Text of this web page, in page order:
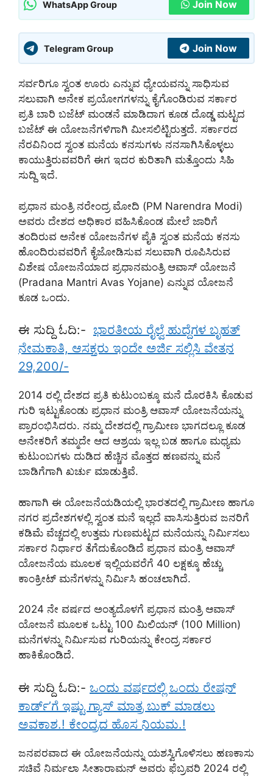
WhatsApp Group Join Now
Telegram Group Join Now
ಸರ್ವರಿಗೂ ಸ್ವಂತ ಊರು ಎನ್ನುವ ಧ್ಯೇಯವನ್ನು ಸಾಧಿಸುವ
ಸಲುವಾಗಿ ಅನೇಕ ಪ್ರಯೋಗಗಳನ್ನು ಕೈಗೊಂಡಿರುವ ಸರ್ಕಾರ
ಪ್ರತಿ ಬಾರಿ ಬಜೆಟ್ ಮಂಡನೆ ಮಾಡಿದಾಗ ಕೂಡ ದೊಡ್ಡ ಮಟ್ಟದ
ಬಜೆಟ್ ಈ ಯೋಜನೆಗಳಿಗಾಗಿ ಮೀಸಲಿಟ್ಟಿರುತ್ತದೆ. ಸರ್ಕಾರದ
ನೆರವಿನಿಂದ ಸ್ವಂತ ಮನೆಯ ಕನಸುಗಳು ನನಸಾಗಿಸಿಕೊಳ್ಳಲು
ಕಾಯುತ್ತಿರುವವರಿಗೆ ಈಗ ಇದರ ಕುರಿತಾಗಿ ಮತ್ತೊಂದು ಸಿಹಿ
ಸುದ್ದಿ ಇದೆ.
ಪ್ರಧಾನ ಮಂತ್ರಿ ನರೇಂದ್ರ ಮೋದಿ (PM Narendra Modi)
ಅವರು ದೇಶದ ಅಧಿಕಾರ ವಹಿಸಿಕೊಂಡ ಮೇಲೆ ಜಾರಿಗೆ
ತಂದಿರುವ ಅನೇಕ ಯೋಜನೆಗಳ ಪೈಕಿ ಸ್ವಂತ ಮನೆಯ ಕನಸು
ಹೊಂದಿರುವವರಿಗೆ ಕೈಜೋಡಿಸುವ ಸಲುವಾಗಿ ರೂಪಿಸಿರುವ
ವಿಶೇಷ ಯೋಜನೆಯಾದ ಪ್ರಧಾನಮಂತ್ರಿ ಆವಾಸ್ ಯೋಜನೆ
(Pradana Mantri Avas Yojane) ಎನ್ನುವ ಯೋಜನೆ
ಕೂಡ ಒಂದು.
ಈ ಸುದ್ದಿ ಓದಿ:- ಭಾರತೀಯ ರೈಲ್ವೆ ಹುದ್ದೆಗಳ ಬೃಹತ್
ನೇಮಕಾತಿ, ಆಸಕ್ತರು ಇಂದೇ ಅರ್ಜಿ ಸಲ್ಲಿಸಿ ವೇತನ
29,200/-
2014 ರಲ್ಲಿ ದೇಶದ ಪ್ರತಿ ಕುಟುಂಬಕ್ಕೂ ಮನೆ ದೊರಕಿಸಿ ಕೊಡುವ
ಗುರಿ ಇಟ್ಟುಕೊಂಡು ಪ್ರಧಾನ ಮಂತ್ರಿ ಆವಾಸ್ ಯೋಜನೆಯನ್ನು
ಪ್ರಾರಂಭಿಸಿದರು. ನಮ್ಮ ದೇಶದಲ್ಲಿ ಗ್ರಾಮೀಣ ಭಾಗದಲ್ಲೂ ಕೂಡ
ಅನೇಕರಿಗೆ ತಮ್ಮದೇ ಆದ ಆಶ್ರಯ ಇಲ್ಲ ಬಡ ಹಾಗೂ ಮಧ್ಯಮ
ಕುಟುಂಬಗಳು ದುಡಿದ ಹೆಚ್ಚಿನ ಮೊತ್ತದ ಹಣವನ್ನು ಮನೆ
ಬಾಡಿಗೆಗಾಗಿ ಖರ್ಚು ಮಾಡುತ್ತಿವೆ.
ಹಾಗಾಗಿ ಈ ಯೋಜನೆಯಡಿಯಲ್ಲಿ ಭಾರತದಲ್ಲಿ ಗ್ರಾಮೀಣ ಹಾಗೂ
ನಗರ ಪ್ರದೇಶಗಳಲ್ಲಿ ಸ್ವಂತ ಮನೆ ಇಲ್ಲದೆ ವಾಸಿಸುತ್ತಿರುವ ಜನರಿಗೆ
ಕಡಿಮೆ ವೆಚ್ಚದಲ್ಲಿ ಉತ್ತಮ ಗುಣಮಟ್ಟದ ಮನೆಯನ್ನು ನಿರ್ಮಿಸಲು
ಸರ್ಕಾರ ನಿರ್ಧಾರ ತೆಗೆದುಕೊಂಡಿದೆ ಪ್ರಧಾನ ಮಂತ್ರಿ ಆವಾಸ್
ಯೋಜನೆಯ ಮೂಲಕ ಇಲ್ಲಿಯವರೆಗೆ 40 ಲಕ್ಷಕ್ಕೂ ಹೆಚ್ಚು
ಕಾಂಕ್ರೀಟ್ ಮನೆಗಳನ್ನು ನಿರ್ಮಿಸಿ ಹಂಚಲಾಗಿದೆ.
2024 ನೇ ವರ್ಷದ ಅಂತ್ಯದೊಳಗೆ ಪ್ರಧಾನ ಮಂತ್ರಿ ಆವಾಸ್
ಯೋಜನೆ ಮೂಲಕ ಒಟ್ಟು 100 ಮಿಲಿಯನ್ (100 Million)
ಮನೆಗಳನ್ನು ನಿರ್ಮಿಸುವ ಗುರಿಯನ್ನು ಕೇಂದ್ರ ಸರ್ಕಾರ
ಹಾಕಿಕೊಂಡಿದೆ.
ಈ ಸುದ್ದಿ ಓದಿ:- ಒಂದು ವರ್ಷದಲ್ಲಿ ಒಂದು ರೇಷನ್
ಕಾರ್ಡ್’ಗೆ ಇಷ್ಟು ಗ್ಯಾಸ್ ಮಾತ್ರ ಬುಕ್ ಮಾಡಲು
ಅವಕಾಶ.! ಕೇಂದ್ರದ ಹೊಸ ನಿಯಮ.!
ಜನಪರವಾದ ಈ ಯೋಜನೆಯನ್ನು ಯಶಸ್ವಿಗೊಳಿಸಲು ಹಣಕಾಸು
ಸಚಿವೆ ನಿರ್ಮಲಾ ಸೀತಾರಾಮನ್ ಅವರು ಫೆಬ್ರವರಿ 2024 ರಲ್ಲಿ